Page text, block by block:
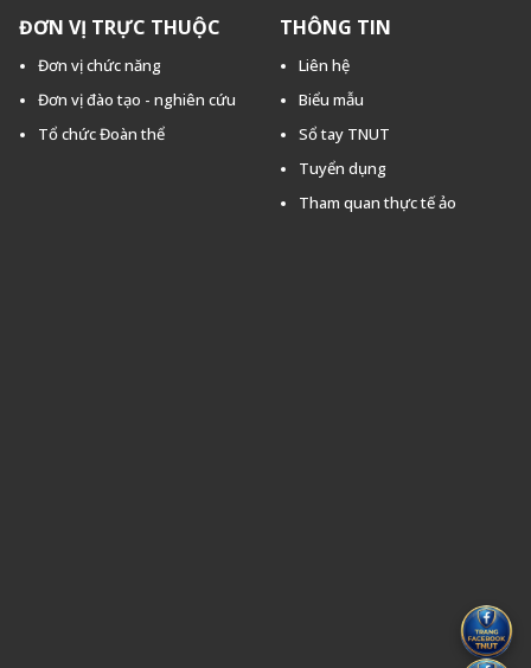
ĐƠN VỊ TRỰC THUỘC
Đơn vị chức năng
Đơn vị đào tạo - nghiên cứu
Tổ chức Đoàn thể
THÔNG TIN
Liên hệ
Biểu mẫu
Sổ tay TNUT
Tuyển dụng
Tham quan thực tế ảo